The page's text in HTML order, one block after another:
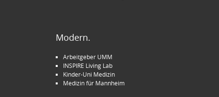
Modern.
Arbeitgeber UMM
INSPIRE Living Lab
Kinder-Uni Medizin
Medizin für Mannheim